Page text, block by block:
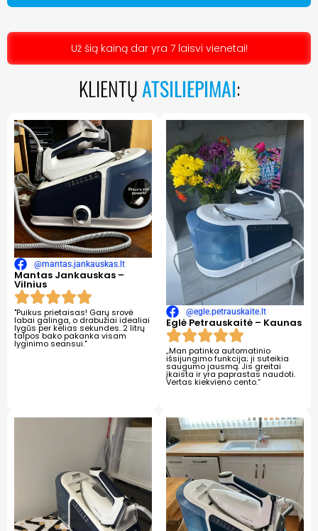
Už šią kainą dar yra 7 laisvi vienetai!
KLIENTŲATSILIEPIMAI:
@mantas.jankauskas.lt
Mantas Jankauskas –
Vilnius
"Puikus prietaisas! Garų srovė
labai galinga, o drabužiai idealiai
lygūs per kelias sekundes. 2 litrų
talpos bako pakanka visam
lyginimo seansui."
@egle.petrauskaite.lt
Eglė Petrauskaitė – Kaunas
„Man patinka automatinio
išsijungimo funkcija; ji suteikia
saugumo jausmą. Jis greitai
įkaista ir yra paprastas naudoti.
Vertas kiekvieno cento.“